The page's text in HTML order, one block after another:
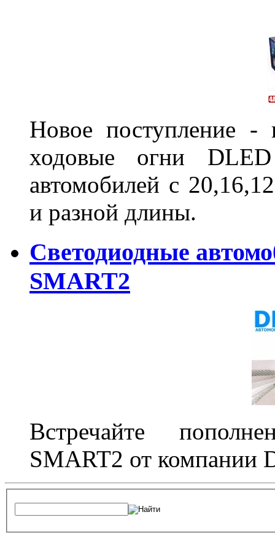
Новое поступление -
ходовые огни
автомобилей с
и разной длины.
Светодиодные
SMART2
Встречайте
SMART2 от компании